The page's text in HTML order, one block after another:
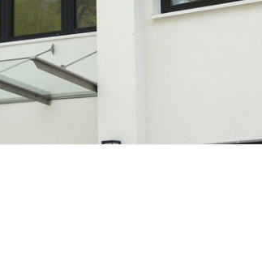
Inobhutnahme